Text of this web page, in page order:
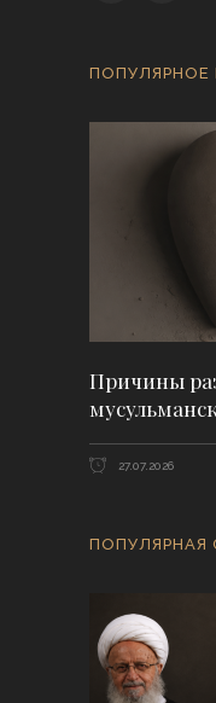
ПОПУЛЯРНОЕ
Причины
27.07.2026
ПОПУЛЯРНАЯ